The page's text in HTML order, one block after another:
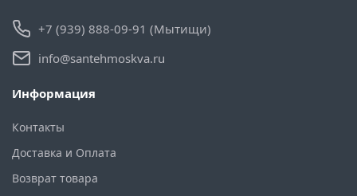
+7 (939) 888-09-91 (Мытищи)
info@santehmoskva.ru
Информация
Контакты
Доставка и Оплата
Возврат товара